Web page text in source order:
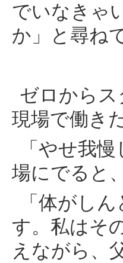
でいなきゃ
か」と尋ね
ゼロから
現場で働き
「やせ我
場にでると
「体がし
す。私はそ
えながら、